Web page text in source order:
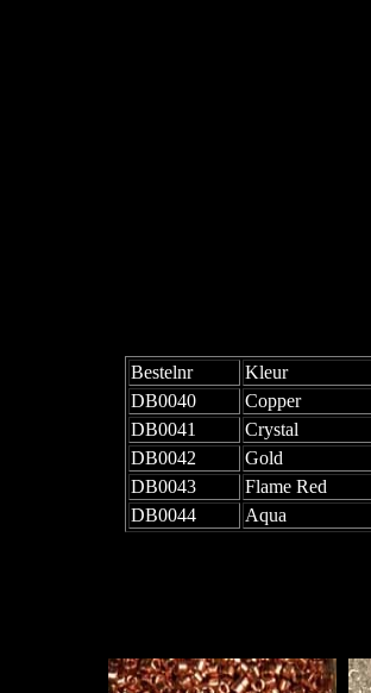
Bestelnr
Kleur
DB0040
Copper
DB0041
Crystal
DB0042
Gold
DB0043
Flame Red
DB0044
Aqua